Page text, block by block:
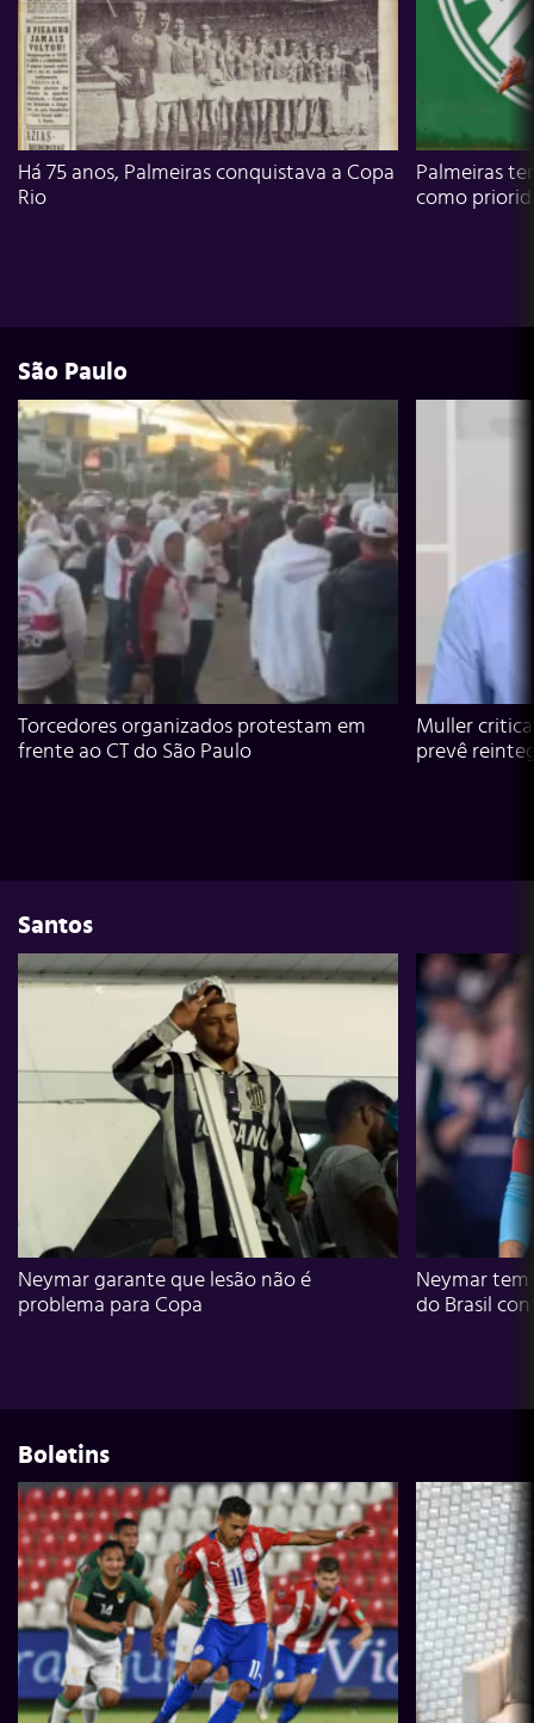
Há 75 anos, Palmeiras conquistava a Copa
Rio
Palmeiras
como
São Paulo
Torcedores organizados protestam em
frente ao CT do São Paulo
Muller
prevê
Santos
Neymar garante que lesão não é
problema para Copa
Neymar
do Brasil
Boletins